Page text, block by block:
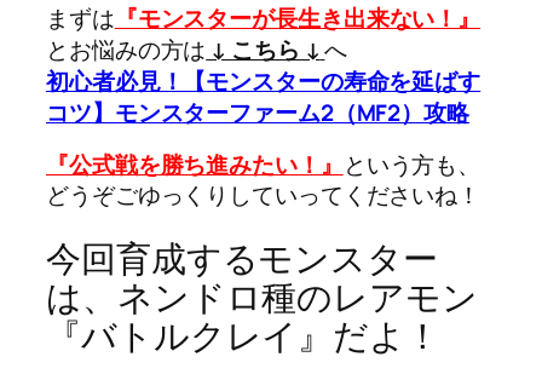
まずは 『モンスターが長生き出来ない！』
とお悩みの方は ↓ こちら ↓ へ
初心者必見！【モンスターの寿命を延ばす
コツ】モンスターファーム2（MF2）攻略
『公式戦を勝ち進みたい！』 という方も、
どうぞごゆっくりしていってくださいね！
今回育成するモンスター
は、ネンドロ種のレアモン
『バトルクレイ』だよ！